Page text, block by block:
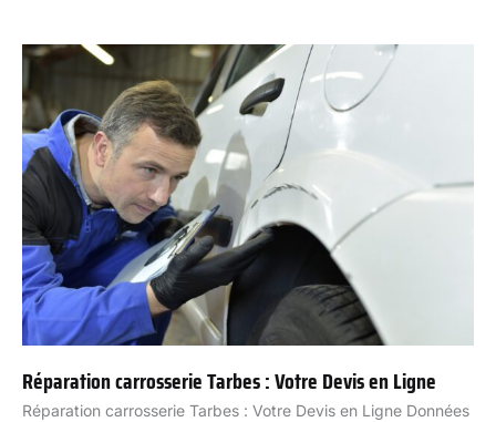
Réparation carrosserie Tarbes : Votre Devis en Ligne
Réparation carrosserie Tarbes : Votre Devis en Ligne Données